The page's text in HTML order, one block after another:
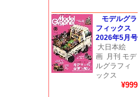
モデルグラ
フィックス
2026年5月号
大日本絵
画 月刊 モデ
ルグラフィ
ックス
¥999